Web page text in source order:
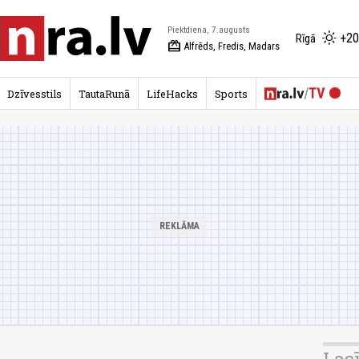
Piektdiena, 7.augusts
redeem Alfrēds, Fredis, Madars
Rīgā
Dzīvesstils TautaRunā LifeHacks Sports